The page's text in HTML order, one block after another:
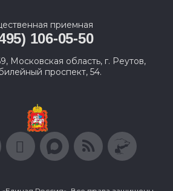
приемная
106-05-50
Московская область, г. Реутов,
проспект, 54.